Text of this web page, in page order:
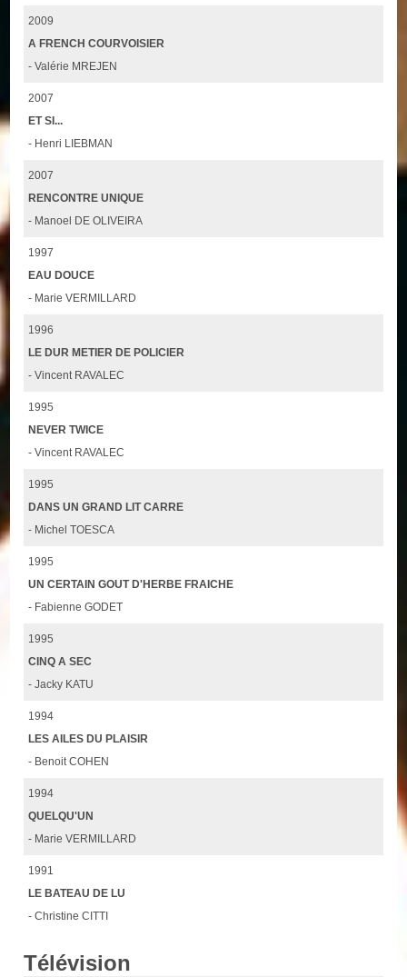
2009
A FRENCH COURVOISIER
- Valérie MREJEN
2007
ET SI...
- Henri LIEBMAN
2007
RENCONTRE UNIQUE
- Manoel DE OLIVEIRA
1997
EAU DOUCE
- Marie VERMILLARD
1996
LE DUR METIER DE POLICIER
- Vincent RAVALEC
1995
NEVER TWICE
- Vincent RAVALEC
1995
DANS UN GRAND LIT CARRE
- Michel TOESCA
1995
UN CERTAIN GOUT D'HERBE FRAICHE
- Fabienne GODET
1995
CINQ A SEC
- Jacky KATU
1994
LES AILES DU PLAISIR
- Benoit COHEN
1994
QUELQU'UN
- Marie VERMILLARD
1991
LE BATEAU DE LU
- Christine CITTI
Télévision